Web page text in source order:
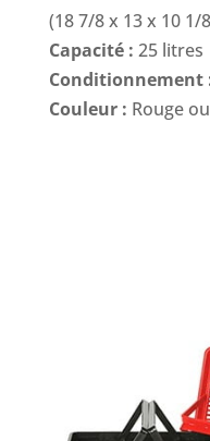
(18 7/8 x 13 x 10 1/
Capacité : 25 litres
Conditionnement
Couleur : Rouge